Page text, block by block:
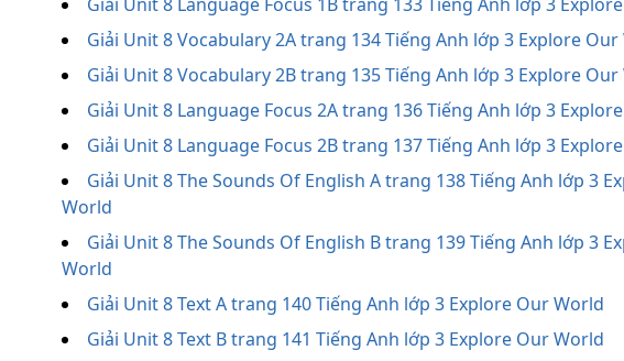
Giải Unit 8 Vocabulary 2A trang 134 Tiếng Anh lớp 3 Explore
Giải Unit 8 Vocabulary 2B trang 135 Tiếng Anh lớp 3 Explore
Giải Unit 8 Language Focus 2A trang 136 Tiếng Anh lớp 3
Giải Unit 8 Language Focus 2B trang 137 Tiếng Anh lớp 3
Giải Unit 8 The Sounds Of English A trang 138 Tiếng Anh lớp 3
World
Giải Unit 8 The Sounds Of English B trang 139 Tiếng Anh lớp 3
World
Giải Unit 8 Text A trang 140 Tiếng Anh lớp 3 Explore Our World
Giải Unit 8 Text B trang 141 Tiếng Anh lớp 3 Explore Our World